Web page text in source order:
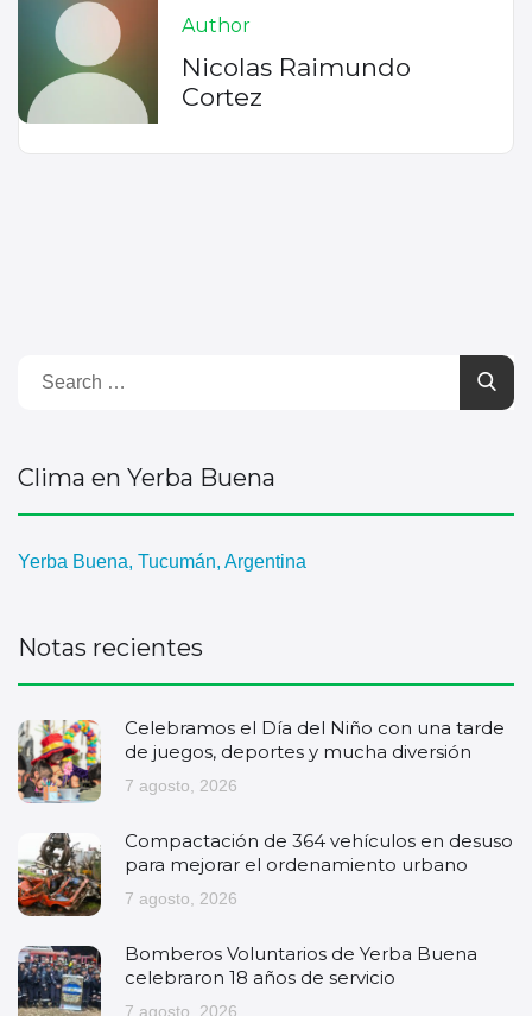
Author
Nicolas Raimundo
Cortez
Clima en Yerba Buena
Yerba Buena, Tucumán, Argentina
Notas recientes
Celebramos el Día del Niño con una tarde
de juegos, deportes y mucha diversión
7 agosto, 2026
Compactación de 364 vehículos en desuso
para mejorar el ordenamiento urbano
7 agosto, 2026
Bomberos Voluntarios de Yerba Buena
celebraron 18 años de servicio
7 agosto, 2026